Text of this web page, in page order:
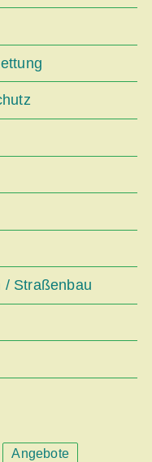
/ Straßenbau
Angebote